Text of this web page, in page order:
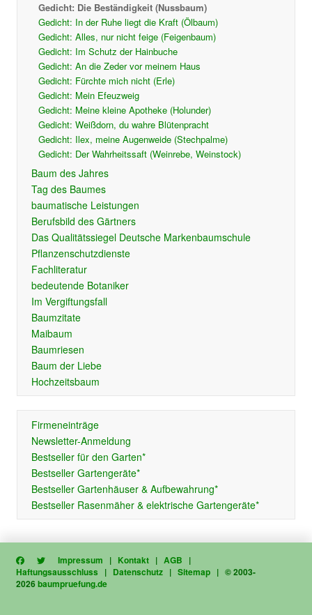
Gedicht: Die Beständigkeit (Nussbaum)
Gedicht: In der Ruhe liegt die Kraft (Ölbaum)
Gedicht: Alles, nur nicht feige (Feigenbaum)
Gedicht: Im Schutz der Hainbuche
Gedicht: An die Zeder vor meinem Haus
Gedicht: Fürchte mich nicht (Erle)
Gedicht: Mein Efeuzweig
Gedicht: Meine kleine Apotheke (Holunder)
Gedicht: Weißdorn, du wahre Blütenpracht
Gedicht: Ilex, meine Augenweide (Stechpalme)
Gedicht: Der Wahrheitssaft (Weinrebe, Weinstock)
Baum des Jahres
Tag des Baumes
baumatische Leistungen
Berufsbild des Gärtners
Das Qualitätssiegel Deutsche Markenbaumschule
Pflanzenschutzdienste
Fachliteratur
bedeutende Botaniker
Im Vergiftungsfall
Baumzitate
Maibaum
Baumriesen
Baum der Liebe
Hochzeitsbaum
Firmeneinträge
Newsletter-Anmeldung
Bestseller für den Garten*
Bestseller Gartengeräte*
Bestseller Gartenhäuser & Aufbewahrung*
Bestseller Rasenmäher & elektrische Gartengeräte*
Impressum | Kontakt |AGB |
Haftungsausschluss | Datenschutz |Sitemap | © 2003-
2026baumpruefung.de